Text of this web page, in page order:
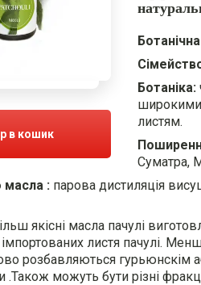
в кошик
Ботаніка:
листям.
Суматра,
масла : парова дистиляція
якісні масла пачулі
листя пачулі. Менш
розбавляються гурьюнскім
можуть бути різні